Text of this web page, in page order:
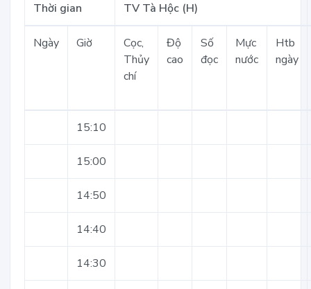
Thời gian TV Tà Hộc (H)
Ngày Giờ
Cọc,
Thủy
chí
Độ
cao
Số
đọc
Mực
nước
Htb
ngày
15:10
15:00
14:50
14:40
14:30